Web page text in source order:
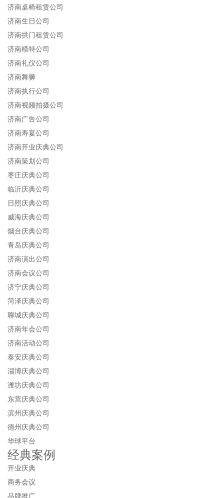
济南桌椅租赁公司
济南生日公司
济南拱门租赁公司
济南模特公司
济南礼仪公司
济南舞狮
济南执行公司
济南视频拍摄公司
济南广告公司
济南寿宴公司
济南开业庆典公司
济南策划公司
枣庄庆典公司
临沂庆典公司
日照庆典公司
威海庆典公司
烟台庆典公司
青岛庆典公司
济南演出公司
济南会议公司
济宁庆典公司
菏泽庆典公司
聊城庆典公司
济南年会公司
济南活动公司
泰安庆典公司
淄博庆典公司
潍坊庆典公司
东营庆典公司
滨州庆典公司
德州庆典公司
华球平台
经典案例
开业庆典
商务会议
品牌推广